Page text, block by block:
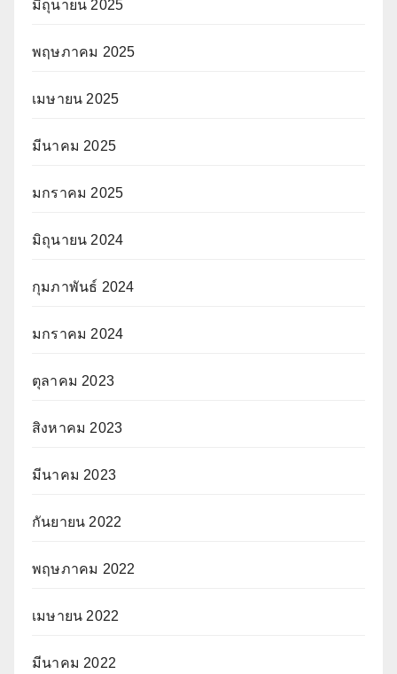
มิถุนายน 2025
พฤษภาคม 2025
เมษายน 2025
มีนาคม 2025
มกราคม 2025
มิถุนายน 2024
กุมภาพันธ์ 2024
มกราคม 2024
ตุลาคม 2023
สิงหาคม 2023
มีนาคม 2023
กันยายน 2022
พฤษภาคม 2022
เมษายน 2022
มีนาคม 2022